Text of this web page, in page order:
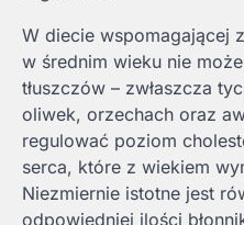
W diecie wspomagającej
w średnim wieku nie
tłuszczów – zwłaszcza
oliwek, orzechach oraz
regulować poziom
serca, które z wiekiem
Niezmiernie istotne jest
odpowiedniej ilości